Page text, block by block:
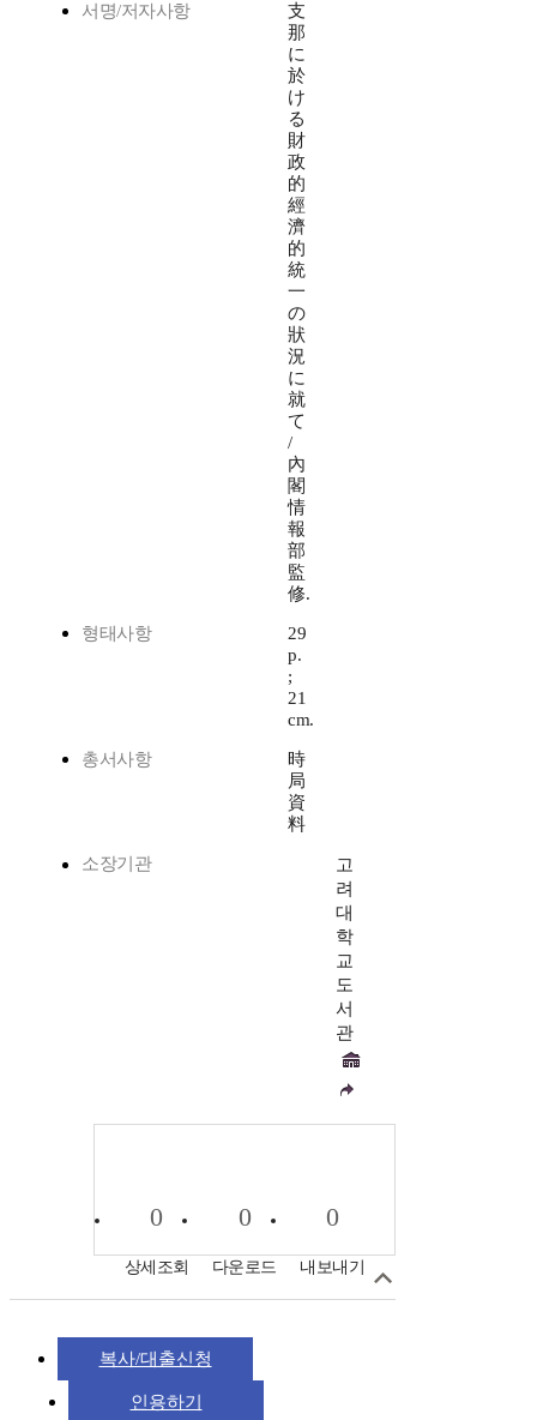
서명/저자사항
支
那
に
於
け
る
財
政
的
經
濟
的
統
一
の
狀
況
に
就
て
/
內
閣
情
報
部
監
修.
형태사항
29
p.
;
21
cm.
총서사항
時
局
資
料
소장기관
고
려
대
학
교
도
서
관
0
상세조회
0
다운로드
0
내보내기
복사/대출신청
인용하기